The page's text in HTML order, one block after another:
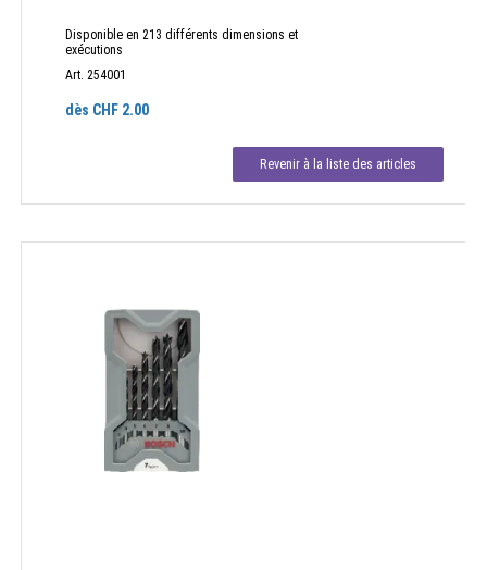
Disponible en 213 différents dimensions et
exécutions
Art. 254001
dès CHF 2.00
Revenir à la liste des articles